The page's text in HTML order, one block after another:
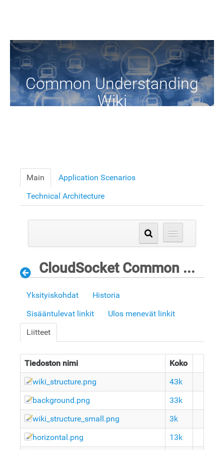
Common Understanding
Wiki
Main
Application Scenarios
Technical Architecture
CloudSocket Common Understanding Wiki
Yksityiskohdat
Historia
Sisääntulevat linkit
Ulos menevät linkit
Liitteet
Tiedoston nimi
Koko
wiki_structure.png
43k
background.png
33k
wiki_structure_small.png
3k
horizontal.png
13k